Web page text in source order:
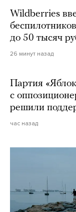
Wildberries
до 50 тысяч
26 минут назад
Партия
с
решили
час назад